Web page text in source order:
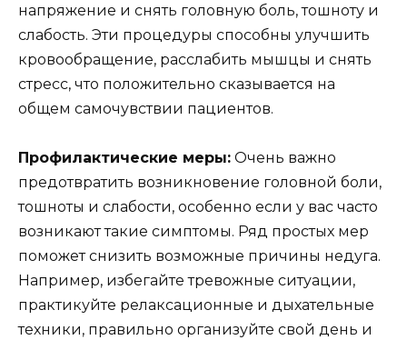
напряжение и снять головную боль, тошноту и
слабость. Эти процедуры способны улучшить
кровообращение, расслабить мышцы и снять
стресс, что положительно сказывается на
общем самочувствии пациентов.
Профилактические меры: Очень важно
предотвратить возникновение головной боли,
тошноты и слабости, особенно если у вас часто
возникают такие симптомы. Ряд простых мер
поможет снизить возможные причины недуга.
Например, избегайте тревожные ситуации,
практикуйте релаксационные и дыхательные
техники, правильно организуйте свой день и